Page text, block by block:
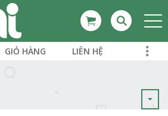
GIỎ HÀNG LIÊN HỆ